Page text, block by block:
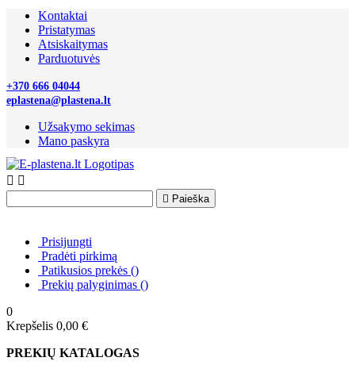
Kontaktai
Pristatymas
Atsiskaitymas
Parduotuvės
+370 666 04044
eplastena@plastena.lt
Užsakymo sekimas
Mano paskyra
 
 Paieška
Prisijungti
Pradėti pirkimą
Patikusios prekės ()
Prekių palyginimas ()
0
Krepšelis 0,00 €
PREKIŲ KATALOGAS